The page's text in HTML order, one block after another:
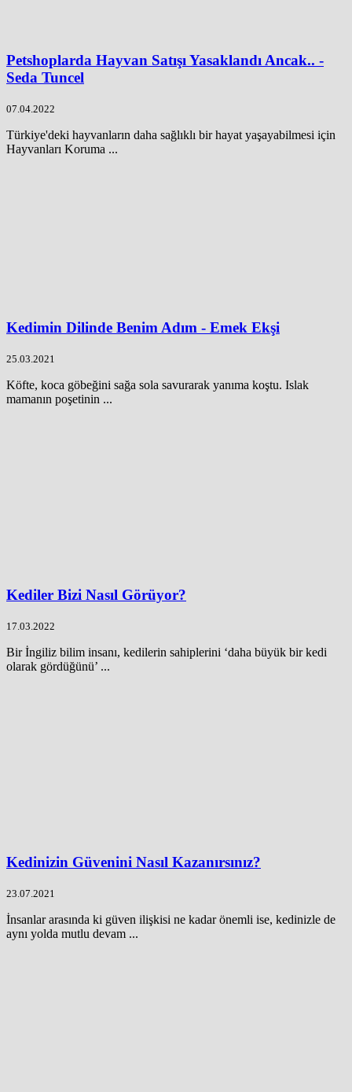
Petshoplarda Hayvan Satışı Yasaklandı Ancak.. -
Seda Tuncel
07.04.2022
Türkiye'deki hayvanların daha sağlıklı bir hayat yaşayabilmesi için
Hayvanları Koruma ...
Kedimin Dilinde Benim Adım - Emek Ekşi
25.03.2021
Köfte, koca göbeğini sağa sola savurarak yanıma koştu. Islak
mamanın poşetinin ...
Kediler Bizi Nasıl Görüyor?
17.03.2022
Bir İngiliz bilim insanı, kedilerin sahiplerini ‘daha büyük bir kedi
olarak gördüğünü’ ...
Kedinizin Güvenini Nasıl Kazanırsınız?
23.07.2021
İnsanlar arasında ki güven ilişkisi ne kadar önemli ise, kedinizle de
aynı yolda mutlu devam ...